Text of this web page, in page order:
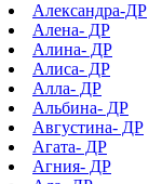
Александра-ДР
Алена- ДР
Алина- ДР
Алиса- ДР
Алла- ДР
Альбина- ДР
Августина- ДР
Агата- ДР
Агния- ДР